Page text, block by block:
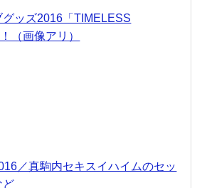
ッズ2016「TIMELESS
（画像アリ）
／真駒内セキスイハイムのセッ
ど